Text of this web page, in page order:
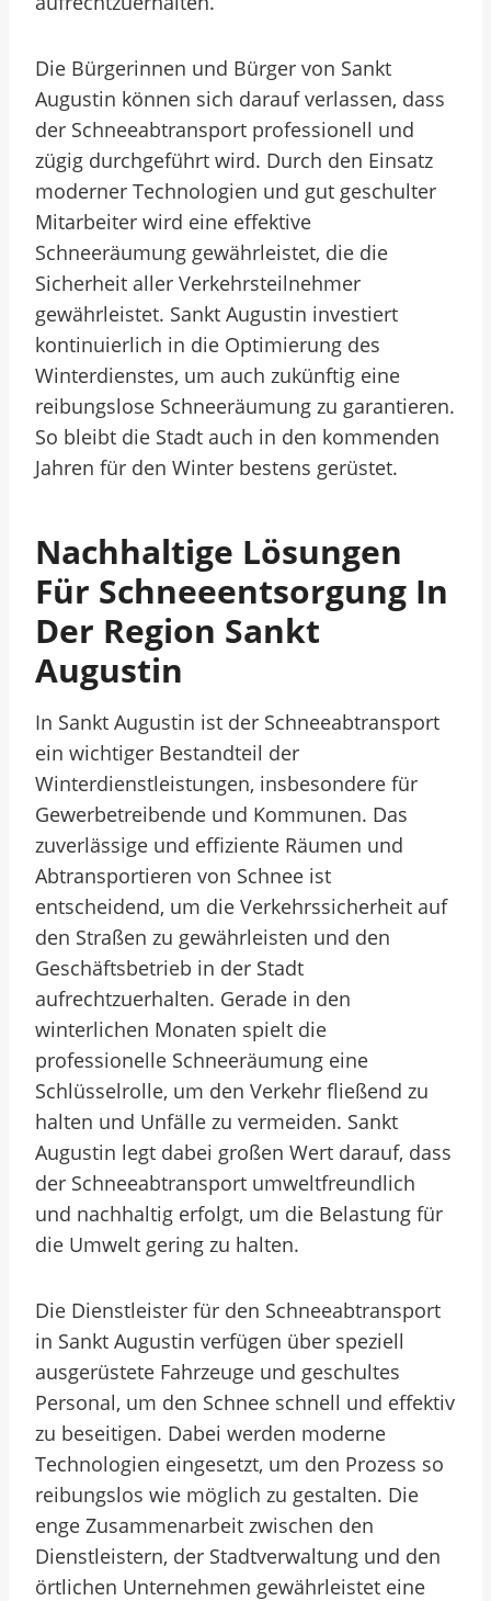
Die Bürgerinnen und Bürger von Sankt
Augustin können sich darauf verlassen, dass
der Schneeabtransport professionell und
zügig durchgeführt wird. Durch den Einsatz
moderner Technologien und gut geschulter
Mitarbeiter wird eine effektive
Schneeräumung gewährleistet, die die
Sicherheit aller Verkehrsteilnehmer
gewährleistet. Sankt Augustin investiert
kontinuierlich in die Optimierung des
Winterdienstes, um auch zukünftig eine
reibungslose Schneeräumung zu garantieren.
So bleibt die Stadt auch in den kommenden
Jahren für den Winter bestens gerüstet.
Nachhaltige Lösungen
Für Schneeentsorgung In
Der Region Sankt
Augustin
In Sankt Augustin ist der Schneeabtransport
ein wichtiger Bestandteil der
Winterdienstleistungen, insbesondere für
Gewerbetreibende und Kommunen. Das
zuverlässige und effiziente Räumen und
Abtransportieren von Schnee ist
entscheidend, um die Verkehrssicherheit auf
den Straßen zu gewährleisten und den
Geschäftsbetrieb in der Stadt
aufrechtzuerhalten. Gerade in den
winterlichen Monaten spielt die
professionelle Schneeräumung eine
Schlüsselrolle, um den Verkehr fließend zu
halten und Unfälle zu vermeiden. Sankt
Augustin legt dabei großen Wert darauf, dass
der Schneeabtransport umweltfreundlich
und nachhaltig erfolgt, um die Belastung für
die Umwelt gering zu halten.
Die Dienstleister für den Schneeabtransport
in Sankt Augustin verfügen über speziell
ausgerüstete Fahrzeuge und geschultes
Personal, um den Schnee schnell und effektiv
zu beseitigen. Dabei werden moderne
Technologien eingesetzt, um den Prozess so
reibungslos wie möglich zu gestalten. Die
enge Zusammenarbeit zwischen den
Dienstleistern, der Stadtverwaltung und den
örtlichen Unternehmen gewährleistet eine